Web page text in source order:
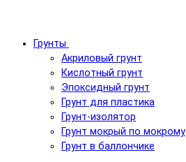
Грунты
Акриловый грунт
Кислотный грунт
Эпоксидный грунт
Грунт для пластика
Грунт-изолятор
Грунт мокрый по мокрому
Грунт в баллончике